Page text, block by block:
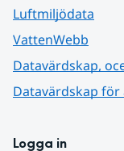
Luftmiljödata
VattenWebb
Datavärdskap,
Datavärdskap
Logga in